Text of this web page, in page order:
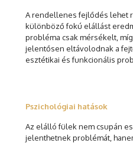
A rendellenes fejlődés lehet
különböző fokú elállást
probléma csak mérsékelt,
jelentősen eltávolodnak a
esztétikai és funkcionális
Pszichológiai hatások
Az elálló fülek nem csupán
jelenthetnek problémát,